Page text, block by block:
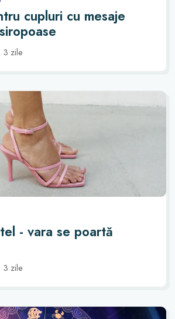
cupluri cu mesaje
3 zile
- vara se poartă
3 zile